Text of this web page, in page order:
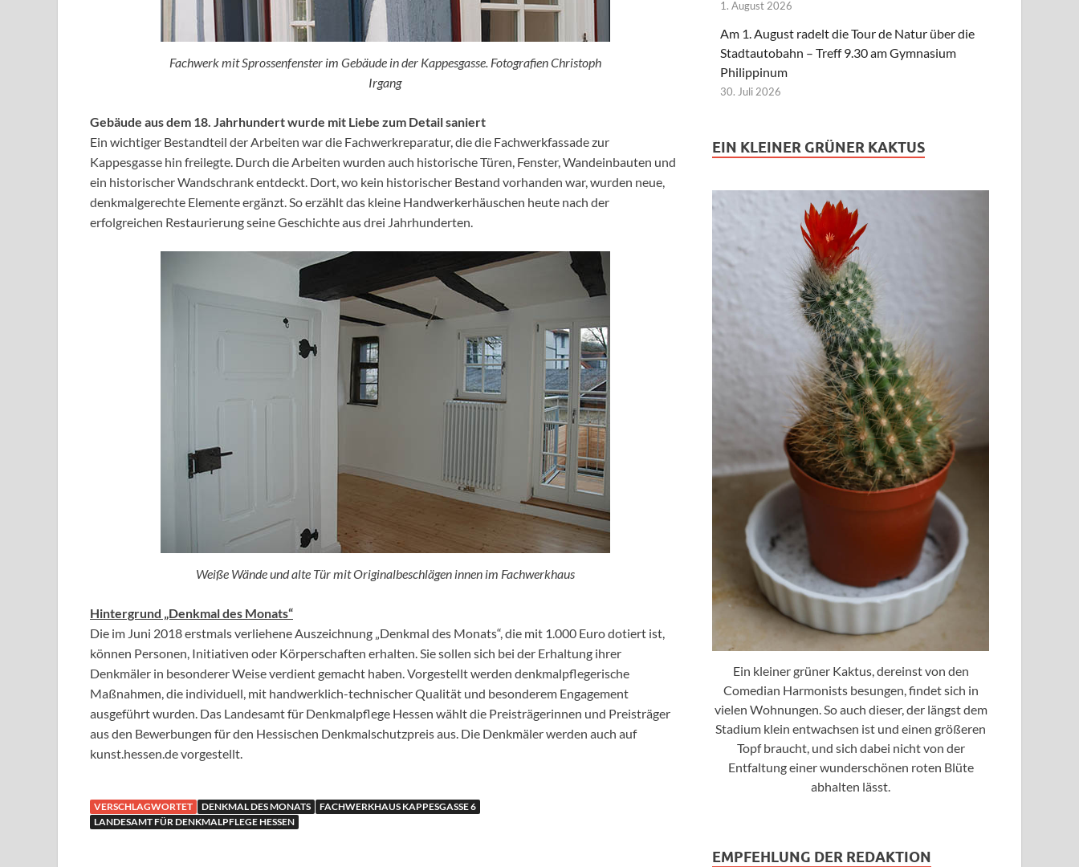
Fachwerk mit Sprossenfenster im Gebäude in der Kappesgasse. Fotografien Christoph
Irgang
Gebäude aus dem 18. Jahrhundert wurde mit Liebe zum Detail saniert
Ein wichtiger Bestandteil der Arbeiten war die Fachwerkreparatur, die die Fachwerkfassade zur
Kappesgasse hin freilegte. Durch die Arbeiten wurden auch historische Türen, Fenster, Wandeinbauten und
ein historischer Wandschrank entdeckt. Dort, wo kein historischer Bestand vorhanden war, wurden neue,
denkmalgerechte Elemente ergänzt. So erzählt das kleine Handwerkerhäuschen heute nach der
erfolgreichen Restaurierung seine Geschichte aus drei Jahrhunderten.
Weiße Wände und alte Tür mit Originalbeschlägen innen im Fachwerkhaus
Hintergrund „Denkmal des Monats“
Die im Juni 2018 erstmals verliehene Auszeichnung „Denkmal des Monats“, die mit 1.000 Euro dotiert ist,
können Personen, Initiativen oder Körperschaften erhalten. Sie sollen sich bei der Erhaltung ihrer
Denkmäler in besonderer Weise verdient gemacht haben. Vorgestellt werden denkmalpflegerische
Maßnahmen, die individuell, mit handwerklich-technischer Qualität und besonderem Engagement
ausgeführt wurden. Das Landesamt für Denkmalpflege Hessen wählt die Preisträgerinnen und Preisträger
aus den Bewerbungen für den Hessischen Denkmalschutzpreis aus. Die Denkmäler werden auch auf
kunst.hessen.de vorgestellt.
VERSCHLAGWORTET DENKMAL DES MONATS
FACHWERKHAUS KAPPESGASSE 6
LANDESAMT FÜR DENKMALPFLEGE HESSEN
1. August 2026
Am 1. August radelt die Tour de Natur über die
Stadtautobahn – Treff 9.30 am Gymnasium
Philippinum
30. Juli 2026
EIN KLEINER GRÜNER KAKTUS
Ein kleiner grüner Kaktus, dereinst von den
Comedian Harmonists besungen, findet sich in
vielen Wohnungen. So auch dieser, der längst dem
Stadium klein entwachsen ist und einen größeren
Topf braucht, und sich dabei nicht von der
Entfaltung einer wunderschönen roten Blüte
abhalten lässt.
EMPFEHLUNG DER REDAKTION